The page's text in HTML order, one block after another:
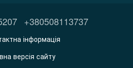
+380508113737
інформація
версія сайту